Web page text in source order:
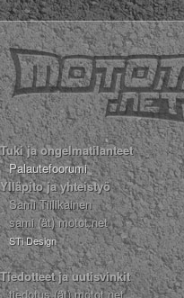
Tuki ja ongelmatilanteet
Palautefoorumi
Ylläpito ja yhteistyö
Sami Tiilikainen
sami (ät) motot.net
STi Design
Tiedotteet ja uutisvinkit
tiedotus (ät) motot.net